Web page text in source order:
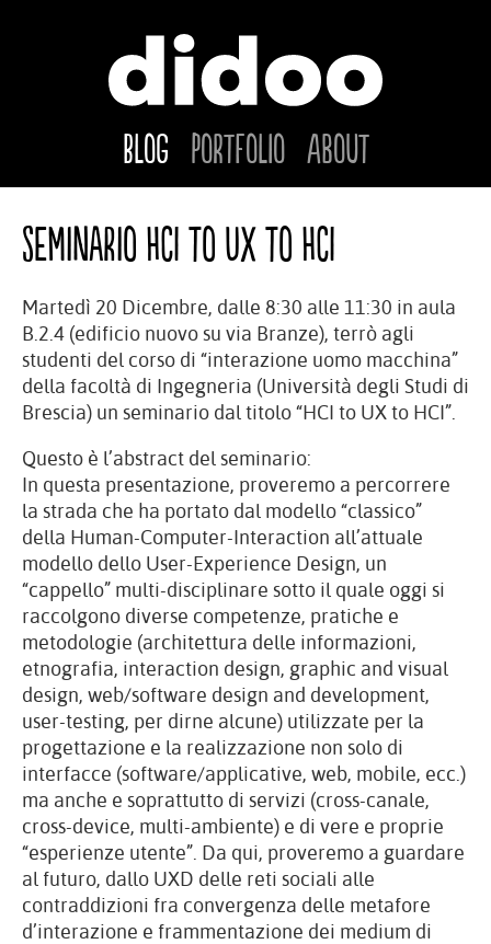
Blog Portfolio About
Seminario HCI to UX to HCI
Martedì 20 Dicembre, dalle 8:30 alle 11:30 in aula
B.2.4 (edificio nuovo su via Branze), terrò agli
studenti del corso di “interazione uomo macchina”
della facoltà di Ingegneria (Università degli Studi di
Brescia) un seminario dal titolo “HCI to UX to HCI”.
Questo è l’abstract del seminario:
In questa presentazione, proveremo a percorrere
la strada che ha portato dal modello “classico”
della Human-Computer-Interaction all’attuale
modello dello User-Experience Design, un
“cappello” multi-disciplinare sotto il quale oggi si
raccolgono diverse competenze, pratiche e
metodologie (architettura delle informazioni,
etnografia, interaction design, graphic and visual
design, web/software design and development,
user-testing, per dirne alcune) utilizzate per la
progettazione e la realizzazione non solo di
interfacce (software/applicative, web, mobile, ecc.)
ma anche e soprattutto di servizi (cross-canale,
cross-device, multi-ambiente) e di vere e proprie
“esperienze utente”. Da qui, proveremo a guardare
al futuro, dallo UXD delle reti sociali alle
contraddizioni fra convergenza delle metafore
d’interazione e frammentazione dei medium di